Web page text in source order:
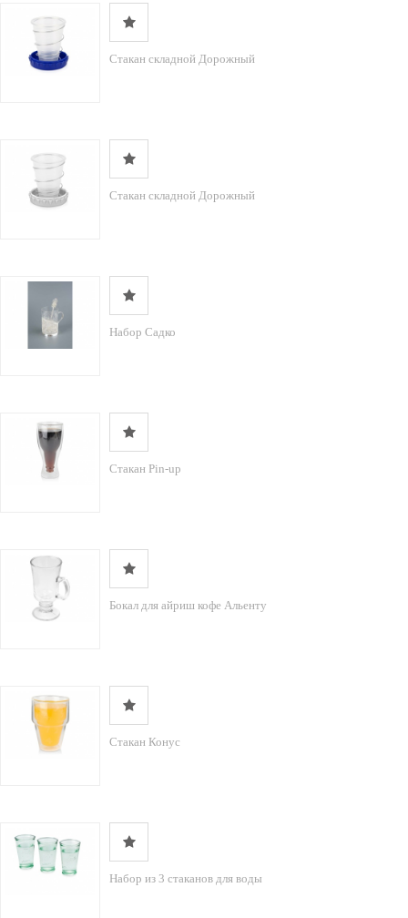
Стакан складной Дорожный
Стакан складной Дорожный
Набор Садко
Стакан Pin-up
Бокал для айриш кофе Альенту
Стакан Конус
Набор из 3 стаканов для воды